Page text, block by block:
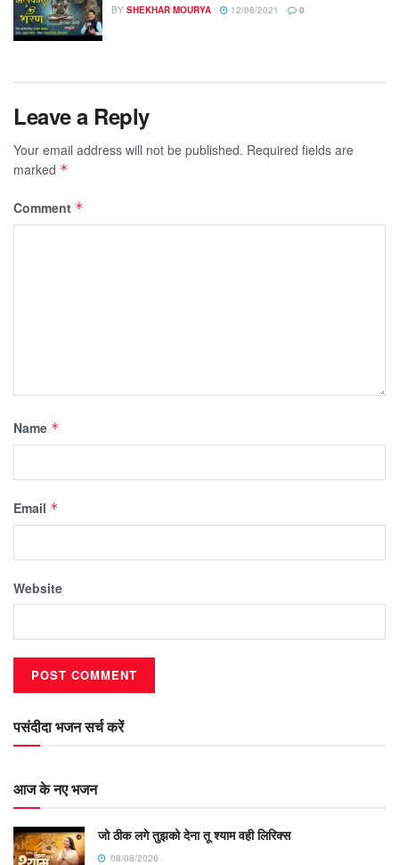
BY SHEKHAR MOURYA 12/08/2021 0
Leave a Reply
Your email address will not be published. Required fields are
marked *
Comment *
Name *
Email *
Website
पसंदीदा भजन सर्च करें
आज के नए भजन
जो ठीक लगे तुझको देना तू श्याम वही लिरिक्स
08/08/2026